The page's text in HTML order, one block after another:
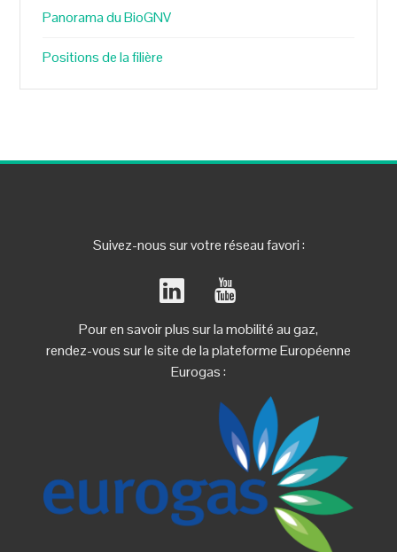
Panorama du BioGNV
Positions de la filière
Suivez-nous sur votre réseau favori :
Pour en savoir plus sur la mobilité au gaz,
rendez-vous sur le site de la plateforme Européenne
Eurogas :